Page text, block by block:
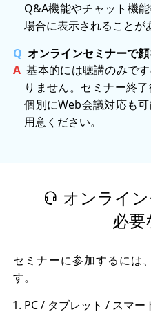
Q&A機能やチャット機
場合に表示されることが
オンラインセミナーで顔
基本的には聴講のみで
りません。セミナー終
個別にWeb会議対応も
用意ください。
オンライ
必要
セミナーに参加するには
す。
PC / タブレット / スマー